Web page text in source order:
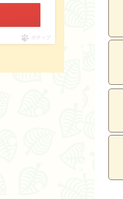
ポチップ